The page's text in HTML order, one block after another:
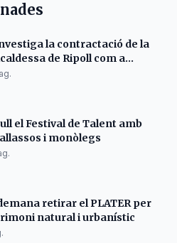
la contractació de la
de Ripoll com a
el Festival de Talent amb
i monòlegs
retirar el PLATER per
natural i urbanístic